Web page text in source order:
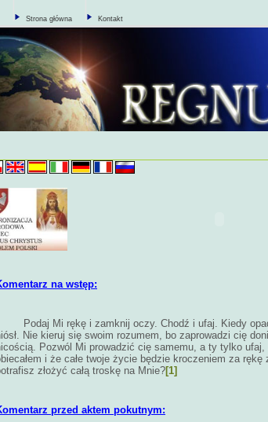
Strona główna Kontakt
na wstęp:
Podaj Mi rękę i zamknij oczy. Chodź i ufaj. Kiedy
Nie kieruj się swoim rozumem, bo zaprowadzi cię
Pozwól Mi prowadzić cię samemu, a ty tylko
i że całe twoje życie będzie kroczeniem za
złożyć całą troskę na Mnie?[1]
przed aktem pokutnym: